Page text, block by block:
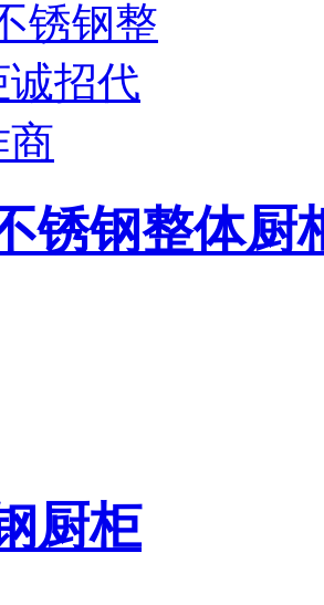
锈钢整体厨
厨柜